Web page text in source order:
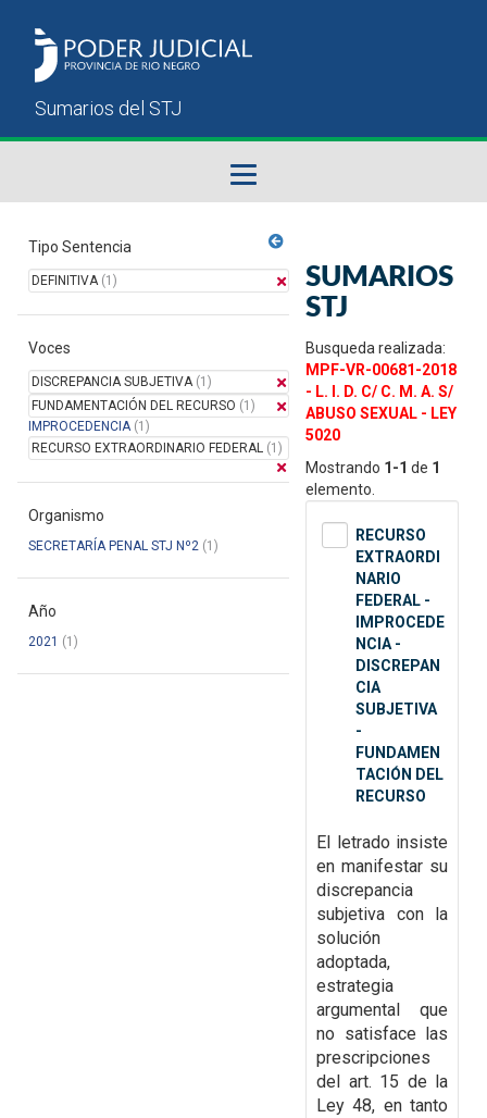
Sumarios del STJ
Manual del Usuario
Tipo Sentencia
DEFINITIVA(1)
Voces
DISCREPANCIA SUBJETIVA(1)
FUNDAMENTACIÓN DEL RECURSO (1)
IMPROCEDENCIA(1)
RECURSO EXTRAORDINARIO FEDERAL (1)
Organismo
SECRETARÍA PENAL STJ Nº2 (1)
Año
2021 (1)
SUMARIOS
STJ
Busqueda realizada:
MPF-VR-00681-2018
- L. I. D. C/ C. M. A. S/
ABUSO SEXUAL - LEY
5020
Mostrando 1-1 de 1
elemento.
RECURSO
EXTRAORDI
NARIO
FEDERAL -
IMPROCEDE
NCIA -
DISCREPAN
CIA
SUBJETIVA
-
FUNDAMEN
TACIÓN DEL
RECURSO
El letrado insiste
en manifestar su
discrepancia
subjetiva con la
solución
adoptada,
estrategia
argumental que
no satisface las
prescripciones
del art. 15 de la
Ley 48, en tanto